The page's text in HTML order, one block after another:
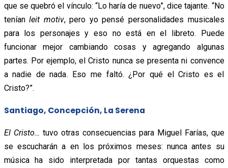
que se quebró el vínculo: “Lo haría de nuevo”, dice tajante. “No
teníanleit motiv, pero yo pensé personalidades musicales
para los personajes y eso no está en el libreto. Puede
funcionar mejor cambiando cosas y agregando algunas
partes. Por ejemplo, el Cristo nunca se presenta ni convence
a nadie de nada. Eso me faltó. ¿Por qué el Cristo es el
Cristo?”.
Santiago, Concepción, La Serena
El Cristo… tuvo otras consecuencias para Miguel Farías, que
se escucharán a en los próximos meses: nunca antes su
música ha sido interpretada por tantas orquestas como